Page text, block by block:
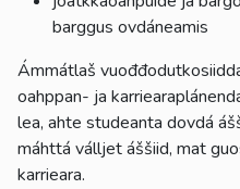
barggus ovdáneamis
Ámmátlaš
oahppan- ja
lea, ahte studeanta dovdá
máhttá válljet áššiid, mat
karrieara.